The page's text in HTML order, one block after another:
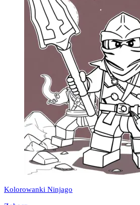
Kolorowanki Ninjago